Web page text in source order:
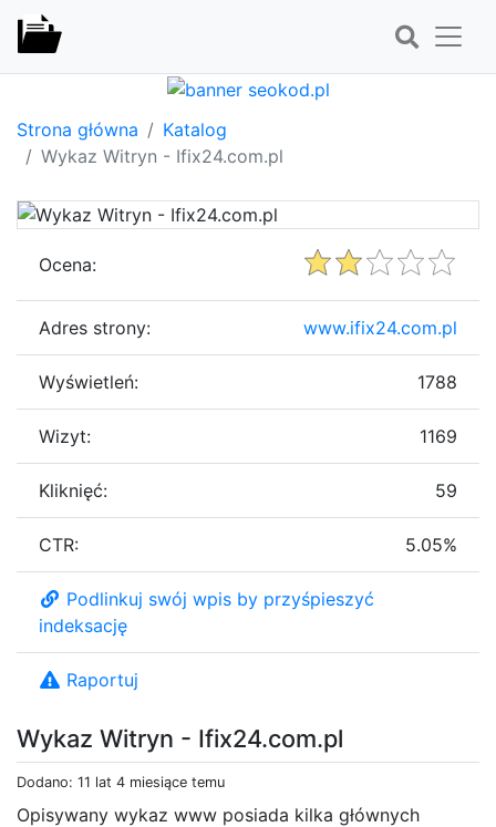
Strona główna
Katalog
Wykaz Witryn - Ifix24.com.pl
Wykaz Witryn - Ifix24.com.pl
Dodano: 11 lat 4 miesiące temu
Opisywany wykaz www posiada kilka głównych
Ocena:
Adres strony: www.ifix24.com.pl
Wyświetleń: 1788
Wizyt: 1169
Kliknięć: 59
CTR: 5.05%
Podlinkuj swój wpis by przyśpieszyć
indeksację
Raportuj